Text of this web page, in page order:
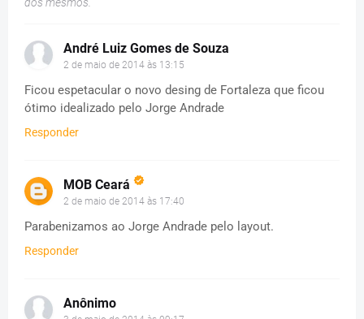
André Luiz Gomes de Souza
2 de maio de 2014 às 13:15
Ficou espetacular o novo desing de Fortaleza que ficou
ótimo idealizado pelo Jorge Andrade
Responder
MOB Ceará
2 de maio de 2014 às 17:40
Parabenizamos ao Jorge Andrade pelo layout.
Responder
Anônimo